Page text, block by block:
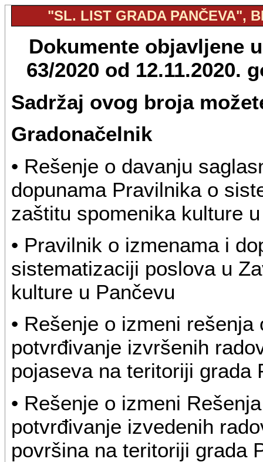
"SL. LIST GRADA PANČEVA",
Dokumente objavljene
63/2020 od 12.11.2020.
Sadržaj ovog broja
Gradonačelnik
• Rešenje o davanju
dopunama Pravilnika o
zaštitu spomenika kulture
• Pravilnik o izmenama i
sistematizaciji poslova u
kulture u Pančevu
• Rešenje o izmeni
potvrđivanje izvršenih
pojaseva na teritoriji grada
• Rešenje o izmeni
potvrđivanje izvedenih
površina na teritoriji grada